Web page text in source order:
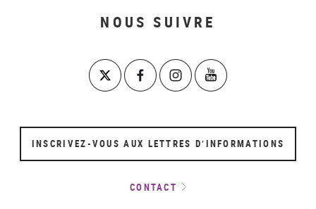
NOUS SUIVRE
INSCRIVEZ-VOUS AUX LETTRES D’INFORMATIONS
CONTACT